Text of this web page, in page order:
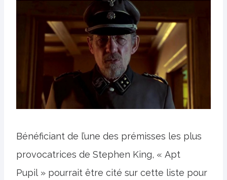
Bénéficiant de l’une des prémisses les plus
provocatrices de Stephen King, « Apt
Pupil » pourrait être cité sur cette liste pour